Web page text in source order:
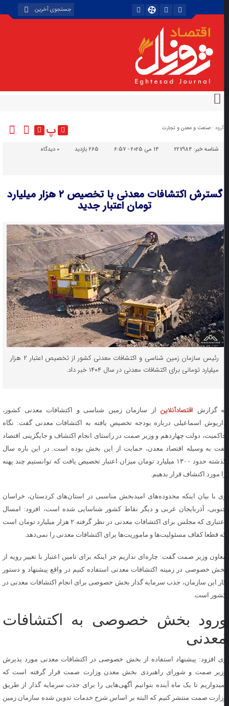
گروه :صنعت و معدن و تجارت پ
شناسه خبر:227984 265 بازدید دیدگاه
گسترش اکتشافات معدنی با تخصیص ۲ هزار میلیارد
تومان اعتبار جدید
رئیس سازمان زمین شناسی و اکتشافات معدنی کشور از تخصیص اعتبار ۲ هزار
میلیارد تومانی برای اکتشافات معدنی در سال ۱۴۰۴ خبر داد.
گزارشاقتصادآنلایناز سازمان زمین شناسی و اکتشافات معدنی کشور،
اسماعیلی درباره بودجه تخصیص یافته به اکتشافات معدنی گفت: نگاه
دولت چهاردهم و وزیر صمت در راستای انجام اکتشاف و جایگزینی اقتصاد
به وسیله اقتصاد معدن، حمایت از این بخش بوده است. در این باره سال
گذشته حدود ۱۳۰۰ میلیارد تومان میزان اعتبار تخصیص یافت که توانستیم چند پهنه
مورد اکتشاف قرار بدهیم.
با بیان اینکه محدوده‌های امیدبخش مناسبی در استان‌های کردستان، خراسان
آذربایجان غربی و دیگر نقاط کشور شناسایی شده است، افزود: امسال
اعتباری که مجلس برای اکتشافات معدنی در نظر گرفته ۲ هزار میلیارد تومان است
قطعا کفاف مسئولیت‌ها و ماموریت‌ها برای اکتشافات معدنی را نمی‌دهد.
وزیر صمت گفت: چاره‌ای نداریم جز اینکه برای تامین اعتبار با تغییر رویه از
خصوصی در زمینه اکتشافات معدنی استفاده کنیم در واقع پیشنهاد و دستور
این سازمان، جذب سرمایه گذار بخش خصوصی برای انجام اکتشافات معدنی در
است.
بخش خصوصی به اکتشافات
افزود: پیشنهاد استفاده از بخش خصوصی در اکتشافات معدنی مورد پذیرش
صمت و شورای راهبردی بخش معدن وزارت صمت قرار گرفته است که
تا یک ماه آینده بتوانیم آگهی‌هایی را برای جذب سرمایه گذار از طریق
صمت منتشر کنیم که البته بر اساس شرح خدمات تدوین شده سازمان زمین